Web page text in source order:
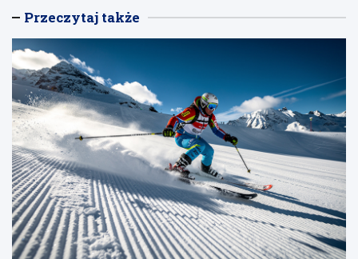
Przeczytaj także